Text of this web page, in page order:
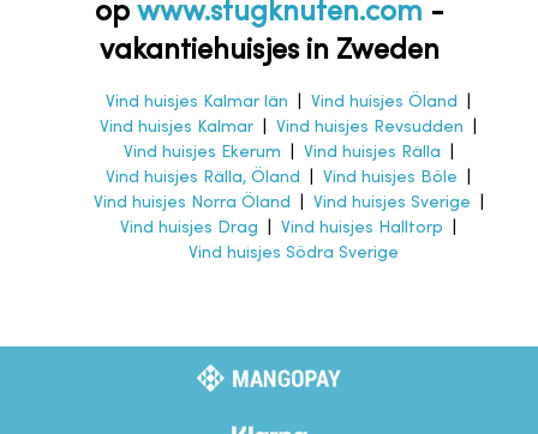
op www.stugknuten.com -
vakantiehuisjes in Zweden
Vind huisjes Kalmar län Vind huisjes Öland
Vind huisjes Kalmar
Vind huisjes Revsudden
Vind huisjes Ekerum
Vind huisjes Rälla
Vind huisjes Rälla, Öland
Vind huisjes Böle
Vind huisjes Norra Öland
Vind huisjes Sverige
Vind huisjes Drag
Vind huisjes Halltorp
Vind huisjes Södra Sverige